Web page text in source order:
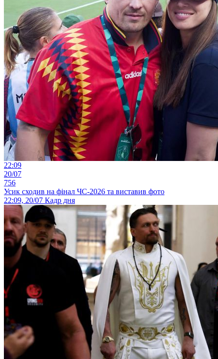
22:09
20/07
756
Усик сходив на фінал ЧС-2026 та виставив фото
22:09, 20/07 Кадр дня